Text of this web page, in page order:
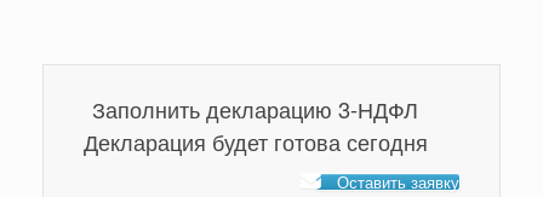
Заполнить декларацию 3-НДФЛ
Декларация будет готова сегодня
Оставить заявку